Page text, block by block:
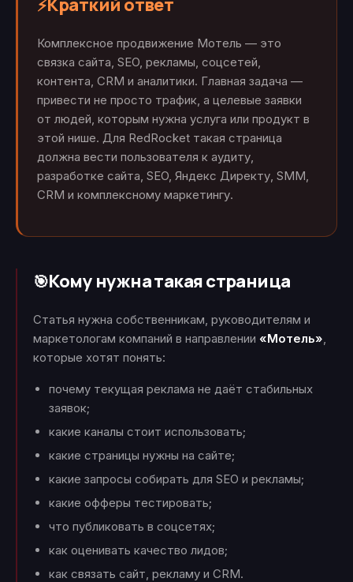
⚡Краткий ответ
Комплексное продвижение Мотель — это
связка сайта, SEO, рекламы, соцсетей,
контента, CRM и аналитики. Главная задача —
привести не просто трафик, а целевые заявки
от людей, которым нужна услуга или продукт в
этой нише. Для RedRocket такая страница
должна вести пользователя к аудиту,
разработке сайта, SEO, Яндекс Директу, SMM,
CRM и комплексному маркетингу.
🎯Кому нужна такая страница
Статья нужна собственникам, руководителям и
маркетологам компаний в направлении «Мотель»,
которые хотят понять:
почему текущая реклама не даёт стабильных
заявок;
какие каналы стоит использовать;
какие страницы нужны на сайте;
какие запросы собирать для SEO и рекламы;
какие офферы тестировать;
что публиковать в соцсетях;
как оценивать качество лидов;
как связать сайт, рекламу и CRM.